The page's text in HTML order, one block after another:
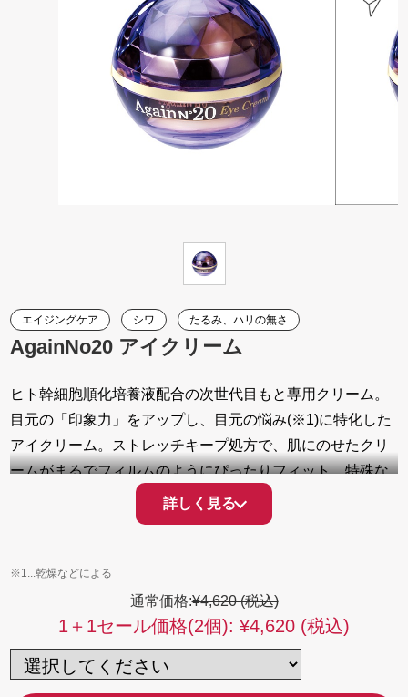
エイジングケア シワ たるみ、ハリの無さ
AgainNo20 アイクリーム
ヒト幹細胞順化培養液配合の次世代目もと専用クリーム。
目元の「印象力」をアップし、目元の悩み(※1)に特化した
アイクリーム。ストレッチキープ処方で、肌にのせたクリ
ームがまるでフィルムのようにぴったりフィット。特殊な
網目構造が乾燥小ジワをグッと引き寄せ、緩やかにクセづ
けるように肌の外側からケアします。更に、ヒト幹細胞順
込む「ビタミン誘導体を高濃度に配合したナノエマルショ
ン」と、「ピュア（純粋）レチノール」を配合。内側から
ハリを与え、ふっくらと弾力のある目元をサポートしま
す。
詳しく見る
※1...乾燥などによる
通常価格:¥4,620 (税込)
1＋1セール価格(2個): ¥4,620 (税込)